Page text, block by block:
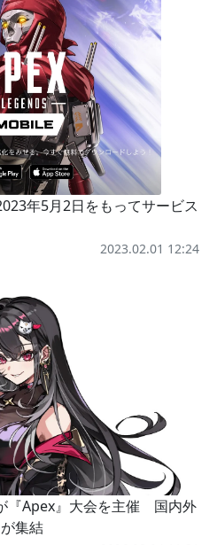
年5月2日をもってサービス
2023.02.01 12:24
『Apex』大会を主催 国内外
集結